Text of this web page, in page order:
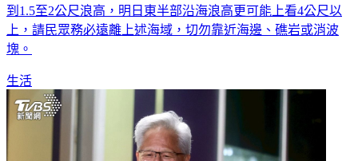
到1.5至2公尺浪高，明日東半部沿海浪高更可能上看4公尺以
上，請民眾務必遠離上述海域，切勿靠近海邊、礁岩或消波
塊。
生活